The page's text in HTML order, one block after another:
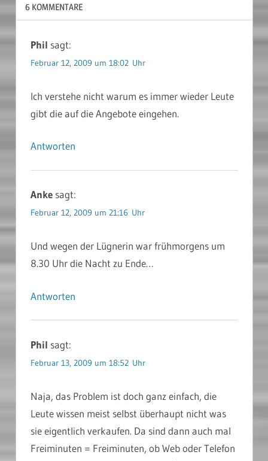
6 KOMMENTARE
Phil sagt:
Februar 12, 2009 um 18:02 Uhr
Ich verstehe nicht warum es immer wieder Leute
gibt die auf die Angebote eingehen.
Antworten
Anke sagt:
Februar 12, 2009 um 21:16 Uhr
Und wegen der Lügnerin war frühmorgens um
8.30 Uhr die Nacht zu Ende…
Antworten
Phil sagt:
Februar 13, 2009 um 18:52 Uhr
Naja, das Problem ist doch ganz einfach, die
Leute wissen meist selbst überhaupt nicht was
sie eigentlich verkaufen. Da sind dann auch mal
Freiminuten = Freiminuten, ob Web oder Telefon